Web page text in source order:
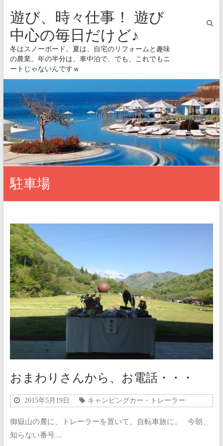
遊び、時々仕事！ 遊び
中心の毎日だけど♪
冬はスノーボード。夏は、自宅のリフォームと趣味
の農業。年の半分は、車中泊で、でも、これでもニ
ートじゃないんですｗ
駐車場
おまわりさんから、お電話・・・
2015年5月19日 キャンピングカー・トレーラー
御嶽山の麓に、トレーラーを置いて、自転車旅に。 今朝、
知らない番号…